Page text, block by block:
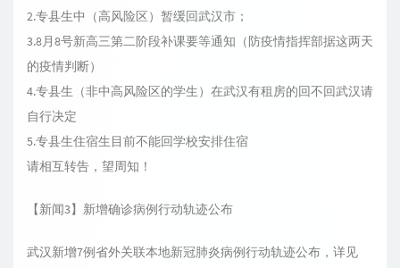
2.专县生中（高风险区）暂缓回武汉市；
3.8月8号新高三第二阶段补课要等通知（防疫情指挥部据这两天
的疫情判断）
4.专县生（非中高风险区的学生）在武汉有租房的回不回武汉请
自行决定
5.专县生住宿生目前不能回学校安排住宿
请相互转告，望周知！
【新闻3】新增确诊病例行动轨迹公布
武汉新增7例省外关联本地新冠肺炎病例行动轨迹公布，详见